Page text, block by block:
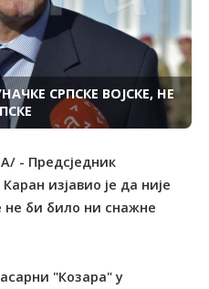
СРПСКЕ ВОЈСКЕ, НЕ
- Предсједник
изјавио је да није
не би било ни снажне
"Козара" у